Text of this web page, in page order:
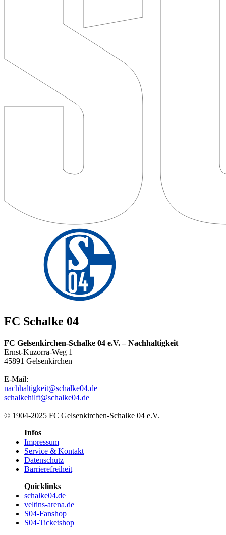
FC Schalke 04
FC Gelsenkirchen-Schalke 04 e.V. – Nachhaltigkeit
Ernst-Kuzorra-Weg 1
45891 Gelsenkirchen
E-Mail:
nachhaltigkeit@schalke04.de
schalkehilft@schalke04.de
© 1904-2025 FC Gelsenkirchen-Schalke 04 e.V.
Infos
Impressum
Service & Kontakt
Datenschutz
Barrierefreiheit
Quicklinks
schalke04.de
veltins-arena.de
S04-Fanshop
S04-Ticketshop